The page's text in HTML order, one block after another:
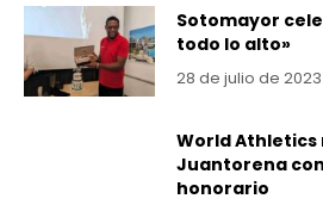
Sotomayor
todo lo alto»
28 de julio de 2023
World Athletics
Juantorena
honorario